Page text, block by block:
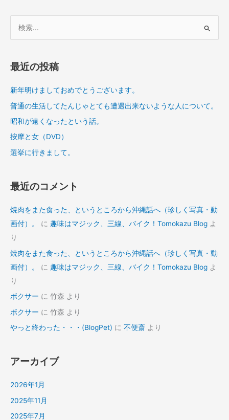
象
最近の投稿
新年明けましておめでとうございます。
普通の生活してたんじゃとても遭遇出来ないような人について。
昭和が遠くなったという話。
按摩と女（DVD）
選挙に行きまして。
最近のコメント
焼肉をまた食った、というところから沖縄話へ（珍しく写真・動
画付）。
に 趣味はマジック、三線、バイク！Tomokazu Blog よ
り
焼肉をまた食った、というところから沖縄話へ（珍しく写真・動
画付）。
に 趣味はマジック、三線、バイク！Tomokazu Blog よ
り
ボクサー に 竹森 より
ボクサー に 竹森 より
やっと終わった・・・(BlogPet) に 不便斎 より
アーカイブ
2026年1月
2025年11月
2025年7月